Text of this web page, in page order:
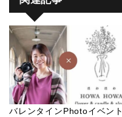
バレンタインPhotoイベント